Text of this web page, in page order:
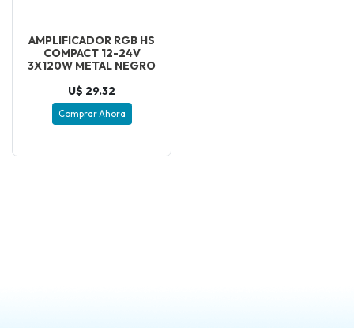
AMPLIFICADOR RGB HS
COMPACT 12-24V
3X120W METAL NEGRO
U$ 29.32
Comprar Ahora